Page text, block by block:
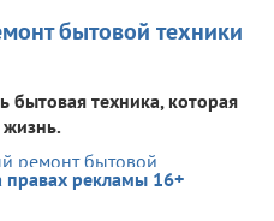
бытовой техники
бытовая техника, которая
жизнь.
правах рекламы 16+